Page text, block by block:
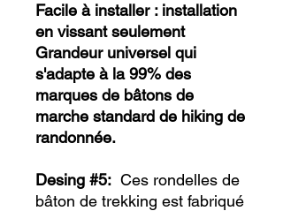
Facile à installer : installation
en vissant seulement
Grandeur universel qui
s'adapte à la 99% des
marques de bâtons de
marche standard de hiking de
randonnée.
Desing #5: Ces rondelles de
bâton de trekking est fabriqué